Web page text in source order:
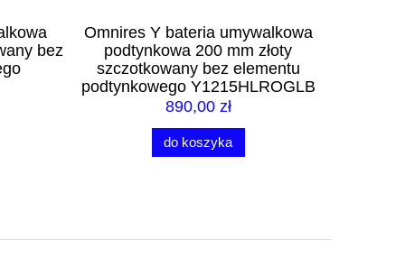
bez
Omnires Y bateria umywalkowa
podtynkowa 200 mm złoty
szczotkowany bez elementu
podtynkowego Y1215HLROGLB
890,00 zł
do koszyka